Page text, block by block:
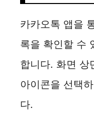
카카오톡 앱을
록을 확인할 수
합니다. 화면 상
아이콘을 선택
다.